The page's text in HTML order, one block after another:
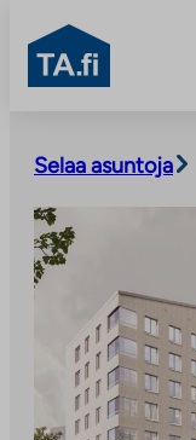
sisältöön
TA.fi
Selaa asuntoja